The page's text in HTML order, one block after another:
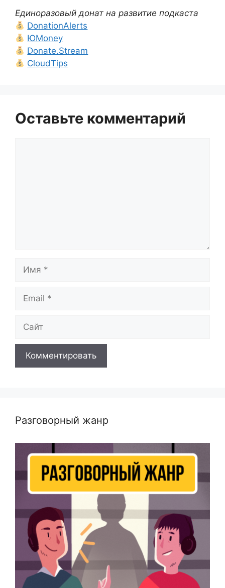
Единоразовый донат на развитие подкаста
DonationAlerts
ЮMoney
Donate.Stream
CloudTips
Оставьте комментарий
Имя
Email
Сайт
Разговорный жанр